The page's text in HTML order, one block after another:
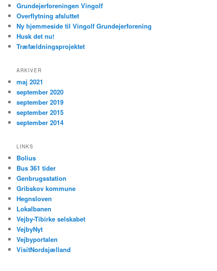
Grundejerforeningen Vingolf
Overflytning afsluttet
Ny hjemmeside til Vingolf Grundejerforening
Husk det nu!
Træfældningsprojektet
ARKIVER
maj 2021
september 2020
september 2019
september 2015
september 2014
LINKS
Bolius
Bus 361 tider
Genbrugsstation
Gribskov kommune
Hegnsloven
Lokalbanen
Vejby-Tibirke selskabet
VejbyNyt
Vejbyportalen
VisitNordsjælland